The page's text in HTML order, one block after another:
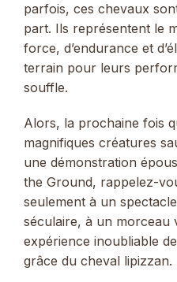
parfois, ces chevaux
part. Ils représentent le
force, d’endurance et
terrain pour leurs
souffle.
Alors, la prochaine fois
magnifiques créatures
une démonstration
the Ground, rappelez-
seulement à un
séculaire, à un morceau
expérience inoubliable
grâce du cheval lipizzan.